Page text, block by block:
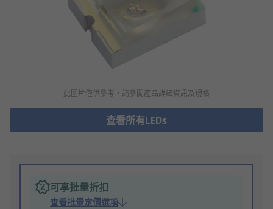
此圖片僅供參考，請參閲產品詳細資訊及規格
查看所有LEDs
可享批量折扣
查看批量定價選項